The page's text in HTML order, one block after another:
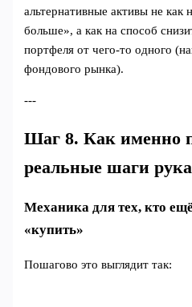
альтернативные активы не как
больше», а как на способ
портфеля от чего‑то одного
фондового рынка).
---
Шаг 8. Как именно
реальные шаги
Механика для тех, кто
«купить»
Пошагово это выглядит так: